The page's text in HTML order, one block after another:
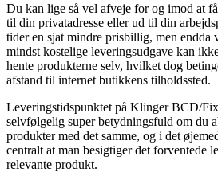
Du kan lige så vel afveje for og imod at
til din privatadresse eller ud til din
tider en sjat mindre prisbillig, men
mindst kostelige leveringsudgave kan
hente produkterne selv, hvilket dog
afstand til internet butikkens tilholdssted.
Leveringstidspunktet på Klinger BCD/
selvfølgelig super betydningsfuld om du
produkter med det samme, og i det
centralt at man besigtiger det forventede
relevante produkt.